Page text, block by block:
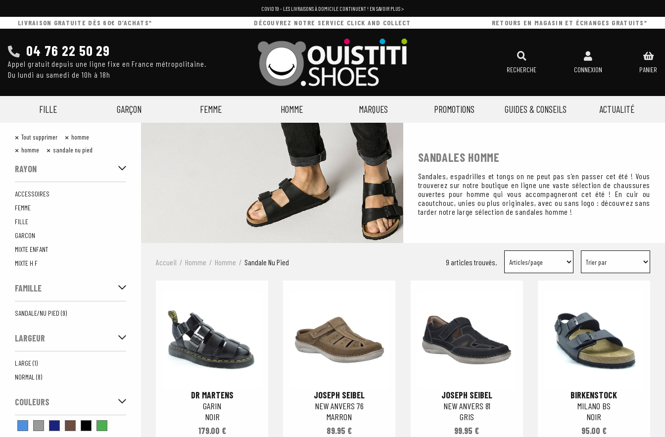
COVID 19 - LES LIVRAISONS À DOMICILE CONTINUENT ! EN SAVOIR PLUS >
LIVRAISON GRATUITE DÈS 60€ D’ACHATS* DÉCOUVREZ NOTRE SERVICE CLICK AND COLLECT RETOURS EN MAGASIN ET ÉCHANGES GRATUITS*
04 76 22 50 29
Appel gratuit depuis une ligne fixe en France métropolitaine.
Du lundi au samedi de 10h à 18h
RECHERCHE CONNEXION PANIER
FILLE GARÇON FEMME HOMME MARQUES PROMOTIONS GUIDES & CONSEILS ACTUALITÉ
× Tout supprimer × homme
× homme × sandale nu pied
RAYON
ACCESSOIRES
FEMME
FILLE
GARCON
MIXTE ENFANT
MIXTE H F
FAMILLE
SANDALE/NU PIED (9)
LARGEUR
LARGE (1)
NORMAL (8)
COULEURS
SANDALES HOMME
Sandales, espadrilles et tongs on ne peut pas s’en passer cet été ! Vous
trouverez sur notre boutique en ligne une vaste sélection de chaussures
ouvertes pour homme qui vous accompagneront cet été ! En cuir ou
caoutchouc, unies ou plus originales, avec ou sans logo : découvrez sans
tarder notre large sélection de sandales homme !
Accueil Homme Homme Sandale Nu Pied 9 articles trouvés.
DR MARTENS
GARIN
NOIR
179.00 €
JOSEPH SEIBEL
NEW ANVERS 76
MARRON
89.95 €
JOSEPH SEIBEL
NEW ANVERS 81
GRIS
99.95 €
BIRKENSTOCK
MILANO BS
NOIR
95.00 €